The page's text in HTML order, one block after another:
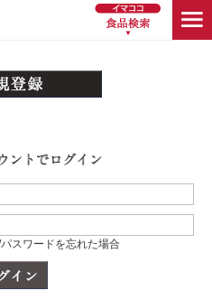
スワードを忘れた場合